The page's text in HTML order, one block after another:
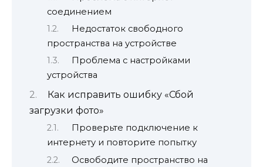
соединением
Недостаток свободного
пространства на устройстве
Проблема с настройками
устройства
Как исправить ошибку «Сбой
загрузки фото»
Проверьте подключение к
интернету и повторите попытку
Освободите пространство на